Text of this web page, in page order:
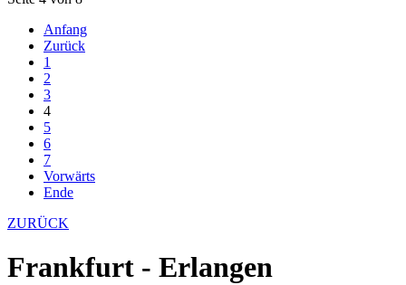
Anfang
Zurück
1
2
3
4
5
6
7
Vorwärts
Ende
ZURÜCK
Frankfurt - Erlangen